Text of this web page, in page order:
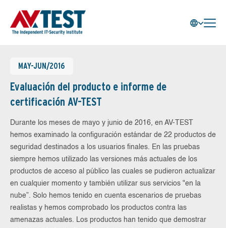
MAY-JUN/2016
Evaluación del producto e informe de
certificación AV-TEST
Durante los meses de mayo y junio de 2016, en AV-TEST
hemos examinado la configuración estándar de 22 productos de
seguridad destinados a los usuarios finales. En las pruebas
siempre hemos utilizado las versiones más actuales de los
productos de acceso al público las cuales se pudieron actualizar
en cualquier momento y también utilizar sus servicios "en la
nube”. Solo hemos tenido en cuenta escenarios de pruebas
realistas y hemos comprobado los productos contra las
amenazas actuales. Los productos han tenido que demostrar